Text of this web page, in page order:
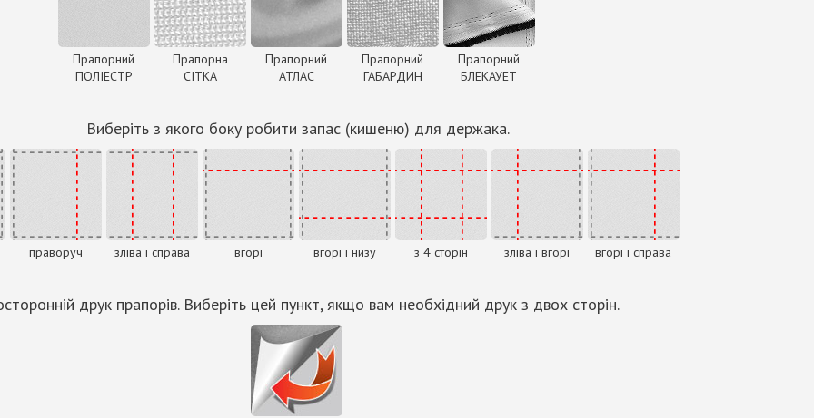
Прапорний
ПОЛІЕСТР
Прапорна
СІТКА
Прапорний
АТЛАС
Прапорний
ГАБАРДИН
Прапорний
БЛЕКАУЕТ
Виберіть з якого боку робити запас (кишеню) для держака.
праворуч зліва і справа вгорі вгорі і низу з 4 сторін зліва і вгорі вгорі і справа
друк прапорів. Виберіть цей пункт, якщо вам необхідний друк з двох сторін.